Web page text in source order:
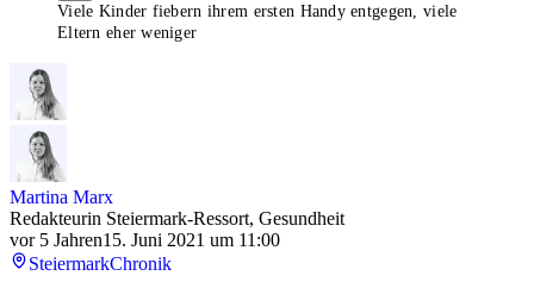
Viele Kinder fiebern ihrem ersten Handy entgegen, viele
Eltern eher weniger
Martina Marx
Redakteurin Steiermark-Ressort, Gesundheit
vor 5 Jahren15. Juni 2021 um 11:00
SteiermarkChronik